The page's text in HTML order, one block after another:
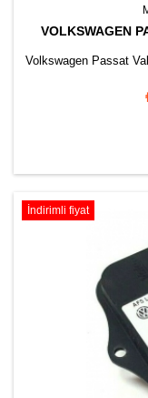
VOLKSWAGEN
Volkswagen Passat
İndirimli fiyat